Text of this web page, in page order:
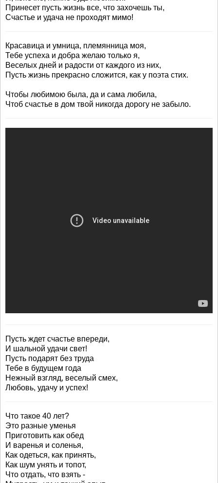
Принесет пусть жизнь все, что захочешь ты,
Счастье и удача не проходят мимо!
Красавица и умница, племянница моя,
Тебе успеха и добра желаю только я,
Веселых дней и радости от каждого из них,
Пусть жизнь прекрасно сложится, как у поэта стих.
Чтобы любимою была, да и сама любила,
Чтоб счастье в дом твой никогда дорогу не забыло.
Пусть ждет счастье впереди,
И шальной удачи свет!
Пусть подарят без труда
Тебе в будущем года
Нежный взгляд, веселый смех,
Любовь, удачу и успех!
Что такое 40 лет?
Это разные уменья
Приготовить как обед
И варенья и соленья,
Как одеться, как принять,
Как шум унять и топот,
Что отдать, что взять -